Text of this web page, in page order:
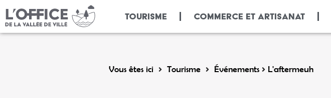
TOURISME COMMERCE ET ARTISANAT
Vous êtes ici Tourisme Événements L'aftermeuh
Panneau de gestion des cookies